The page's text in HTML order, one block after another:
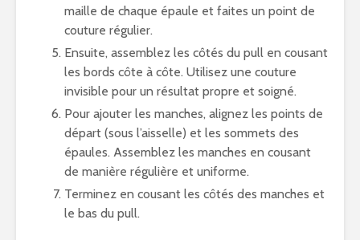
maille de chaque épaule et faites un point de
couture régulier.
Ensuite, assemblez les côtés du pull en cousant
les bords côte à côte. Utilisez une couture
invisible pour un résultat propre et soigné.
Pour ajouter les manches, alignez les points de
départ (sous l’aisselle) et les sommets des
épaules. Assemblez les manches en cousant
de manière régulière et uniforme.
Terminez en cousant les côtés des manches et
le bas du pull.